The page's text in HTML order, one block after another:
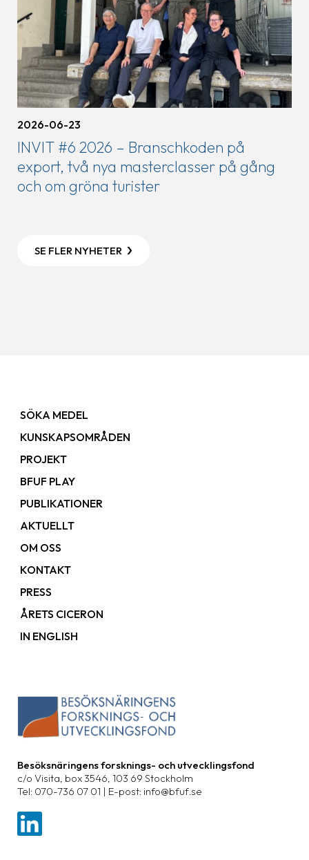
INVIT #6 2026 – Branschkoden på
export, två nya masterclasser på gång
och om gröna turister
2026-06-23
SE FLER NYHETER
Besöksnäringens forsknings- och utvecklingsfond
c/o Visita, box 3546, 103 69 Stockholm
Tel: 070-736 07 01 | E-post: info@bfuf.se
SÖKA MEDEL
KUNSKAPSOMRÅDEN
PROJEKT
BFUF PLAY
PUBLIKATIONER
AKTUELLT
OM OSS
KONTAKT
PRESS
ÅRETS CICERON
IN ENGLISH